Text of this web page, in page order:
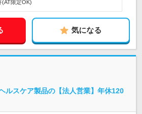
(AT限定OK)
気になる
スケア製品の【法人営業】年休120